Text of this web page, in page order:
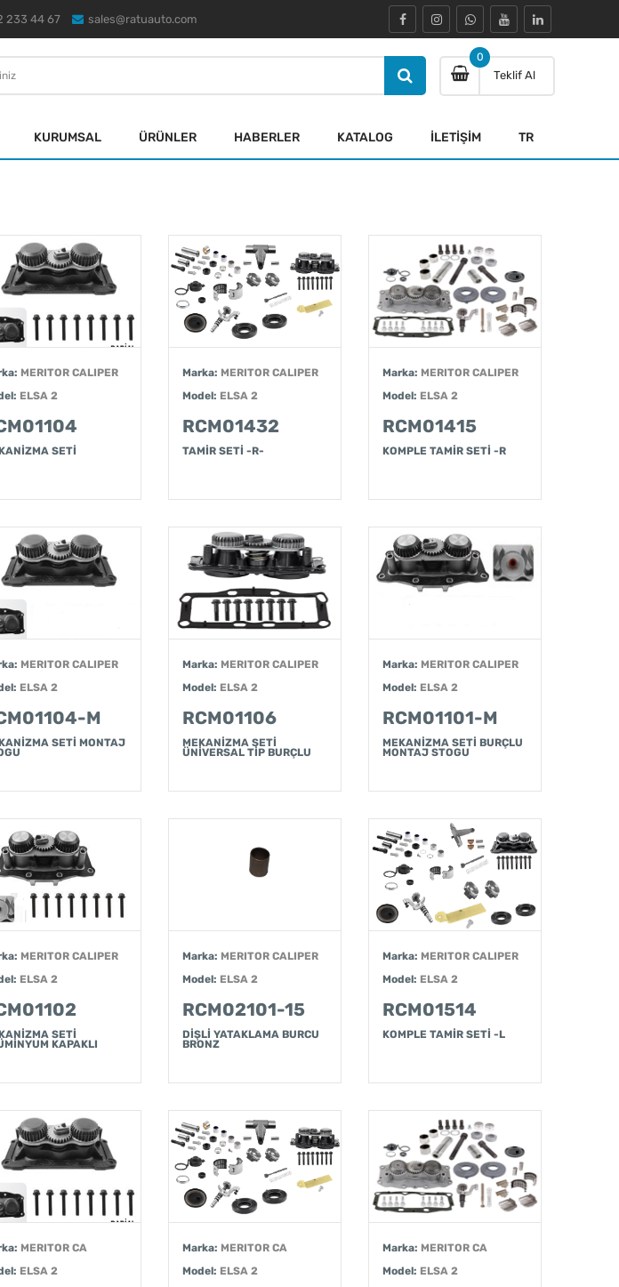
233 44 67 sales@ratuauto.com
Teklif Al
0
KURUMSAL ÜRÜNLER HABERLER KATALOG İLETİŞİM TR
MERITOR CALIPER
ELSA 2
SETİ
Marka: MERITOR CALIPER
Model: ELSA 2
RCM01432
TAMİR SETİ -R-
Marka: MERITOR CALIPER
Model: ELSA 2
RCM01415
KOMPLE TAMİR SETİ -R
MERITOR CALIPER
ELSA 2
M
SETİ MONTAJ
Marka: MERITOR CALIPER
Model: ELSA 2
RCM01106
MEKANİZMA SETİ
ÜNİVERSAL TİP BURÇLU
Marka: MERITOR CALIPER
Model: ELSA 2
RCM01101-M
MEKANİZMA SETİ BURÇLU
MONTAJ STOGU
MERITOR CALIPER
ELSA 2
SETİ
KAPAKLI
Marka: MERITOR CALIPER
Model: ELSA 2
RCM02101-15
DİŞLİ YATAKLAMA BURCU
BRONZ
Marka: MERITOR CALIPER
Model: ELSA 2
RCM01514
KOMPLE TAMİR SETİ -L
MERITOR CA
ELSA 2
Marka: MERITOR CA
Model: ELSA 2
Marka: MERITOR CA
Model: ELSA 2